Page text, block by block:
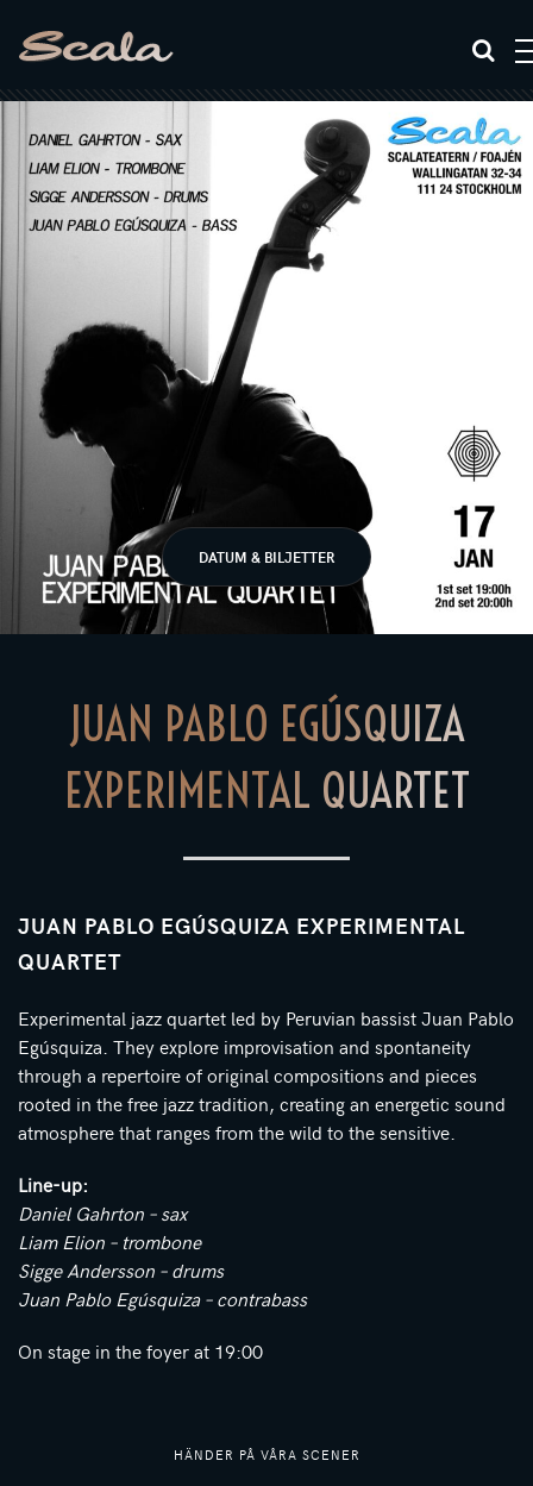
DATUM & BILJETTER
HÄNDER PÅ VÅRA SCENER
JUAN PABLO EGÚSQUIZA
EXPERIMENTAL QUARTET
JUAN PABLO EGÚSQUIZA EXPERIMENTAL
QUARTET
Experimental jazz quartet led by Peruvian bassist Juan Pablo
Egúsquiza. They explore improvisation and spontaneity
through a repertoire of original compositions and pieces
rooted in the free jazz tradition, creating an energetic sound
atmosphere that ranges from the wild to the sensitive.
Line-up:
Daniel Gahrton – sax
Liam Elion – trombone
Sigge Andersson – drums
Juan Pablo Egúsquiza – contrabass
On stage in the foyer at 19:00